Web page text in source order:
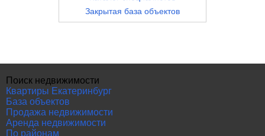
Закрытая база объектов
Поиск недвижимости
Квартиры Екатеринбург
База объектов
Продажа недвижимости
Аренда недвижимости
По районам